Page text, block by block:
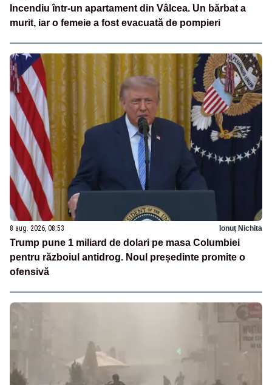
Incendiu într-un apartament din Vâlcea. Un bărbat a
murit, iar o femeie a fost evacuată de pompieri
8 aug. 2026, 08:53 Ionuț Nichita
Trump pune 1 miliard de dolari pe masa Columbiei
pentru războiul antidrog. Noul președinte promite o
ofensivă